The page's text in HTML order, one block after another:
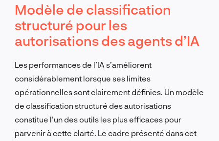
Modèle de classification
structuré pour les
autorisations des agents d’IA
Les performances de l’IA s’améliorent
considérablement lorsque ses limites
opérationnelles sont clairement définies. Un modèle
de classification structuré des autorisations
constitue l’un des outils les plus efficaces pour
parvenir à cette clarté. Le cadre présenté dans cet